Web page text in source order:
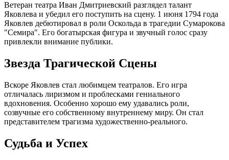
Ветеран театра Иван Дмитриевский разглядел талант
Яковлева и убедил его поступить на сцену. 1 июня 1794 года
Яковлев дебютировал в роли Оскольда в трагедии Сумарокова
"Семира". Его богатырская фигура и звучный голос сразу
привлекли внимание публики.
Звезда Трагической Сцены
Вскоре Яковлев стал любимцем театралов. Его игра
отличалась лиризмом и проблесками гениального
вдохновения. Особенно хорошо ему удавались роли,
созвучные его собственному внутреннему миру. Он стал
представителем трагизма художественно-реального.
Судьба и Успех